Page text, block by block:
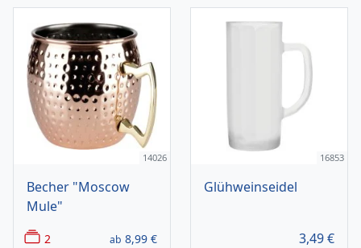
14026
Becher "Moscow
Mule"
2 ab 8,99 €
16853
Glühweinseidel
3,49€